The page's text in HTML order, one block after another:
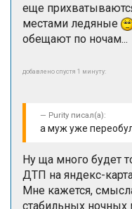
еще
местами ледяные
обещают по ночам...
добавлено спустя 1 минуту:
Purity писал(а):
а муж уже
Ну ща много будет
ДТП на яндекс-
Мне кажется,
стабильных ночных